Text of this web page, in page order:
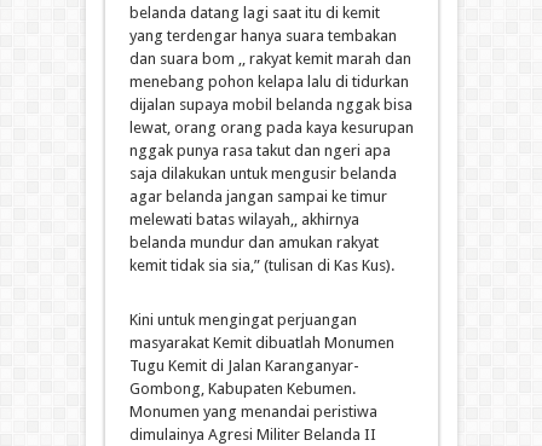
belanda datang lagi saat itu di kemit
yang terdengar hanya suara tembakan
dan suara bom ,, rakyat kemit marah dan
menebang pohon kelapa lalu di tidurkan
dijalan supaya mobil belanda nggak bisa
lewat, orang orang pada kaya kesurupan
nggak punya rasa takut dan ngeri apa
saja dilakukan untuk mengusir belanda
agar belanda jangan sampai ke timur
melewati batas wilayah,, akhirnya
belanda mundur dan amukan rakyat
kemit tidak sia sia,” (tulisan di Kas Kus).
Kini untuk mengingat perjuangan
masyarakat Kemit dibuatlah Monumen
Tugu Kemit di Jalan Karanganyar-
Gombong, Kabupaten Kebumen.
Monumen yang menandai peristiwa
dimulainya Agresi Militer Belanda II